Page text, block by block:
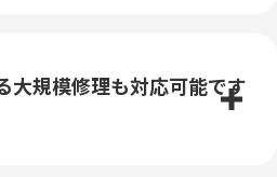
大規模修理も対応可能です